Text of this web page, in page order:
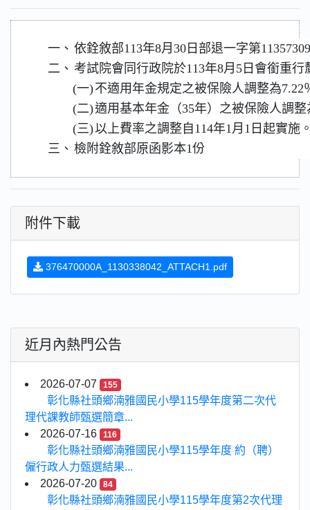
一、 依銓敘部113年8月30日部退一字第
二、 考試院會同行政院於113年8月5日會銜重
(一)不適用年金規定之被保險人調整為7.22
(二)適用基本年金（35年）之被保險人調整
(三)以上費率之調整自114年1月1日起實施
三、 檢附銓敘部原函影本1份
附件下載
376470000A_1130338042_ATTACH1.pdf
近月內熱門公告
2026-07-07 155
彰化縣社頭鄉湳雅國民小學115學年度第二次代
理代課教師甄選簡章...
2026-07-16
116
彰化縣社頭鄉湳雅國民小學115學年度 約（聘）
僱行政人力甄選結果...
2026-07-20
84
彰化縣社頭鄉湳雅國民小學115學年度第2次代理